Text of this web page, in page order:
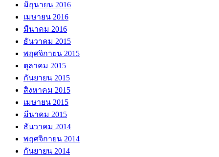
มิถุนายน 2016
เมษายน 2016
มีนาคม 2016
ธันวาคม 2015
พฤศจิกายน 2015
ตุลาคม 2015
กันยายน 2015
สิงหาคม 2015
เมษายน 2015
มีนาคม 2015
ธันวาคม 2014
พฤศจิกายน 2014
กันยายน 2014